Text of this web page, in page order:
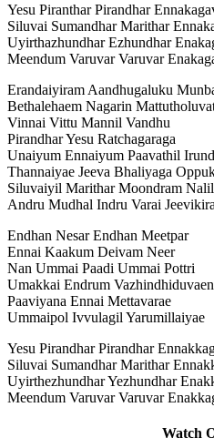
Yesu Piranthar Pirandhar
Siluvai Sumandhar Marithar
Uyirthazhundhar Ezhundhar
Meendum Varuvar Varuvar
Erandaiyiram Aandhugaluku
Bethalehaem Nagarin
Vinnai Vittu Mannil Vandhu
Pirandhar Yesu Ratchagaraga
Unaiyum Ennaiyum Paavathil
Thannaiyae Jeeva Bhaliyaga
Siluvaiyil Marithar Moondram
Andru Mudhal Indru Varai
Endhan Nesar Endhan Meetpar
Ennai Kaakum Deivam Neer
Nan Ummai Paadi Ummai Pottri
Umakkai Endrum Vazhindhiduvaen
Paaviyana Ennai Mettavarae
Ummaipol Ivvulagil Yarumillaiyae
Yesu Pirandhar Pirandhar
Siluvai Sumandhar Marithar
Uyirthezhundhar Yezhundhar
Meendum Varuvar Varuvar
Watch